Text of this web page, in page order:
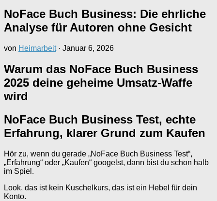
NoFace Buch Business: Die ehrliche
Analyse für Autoren ohne Gesicht
von Heimarbeit · Januar 6, 2026
Warum das NoFace Buch Business
2025 deine geheime Umsatz-Waffe
wird
NoFace Buch Business Test, echte
Erfahrung, klarer Grund zum Kaufen
Hör zu, wenn du gerade „NoFace Buch Business Test“,
„Erfahrung“ oder „Kaufen“ googelst, dann bist du schon halb
im Spiel.
Look, das ist kein Kuschelkurs, das ist ein Hebel für dein
Konto.